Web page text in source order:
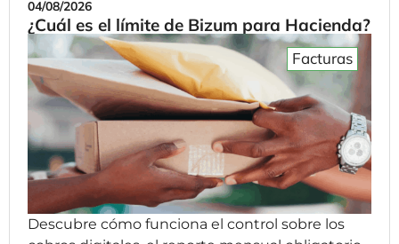
04/08/2026
¿Cuál es el límite de Bizum para Hacienda?
Descubre cómo funciona el control sobre los
Facturas